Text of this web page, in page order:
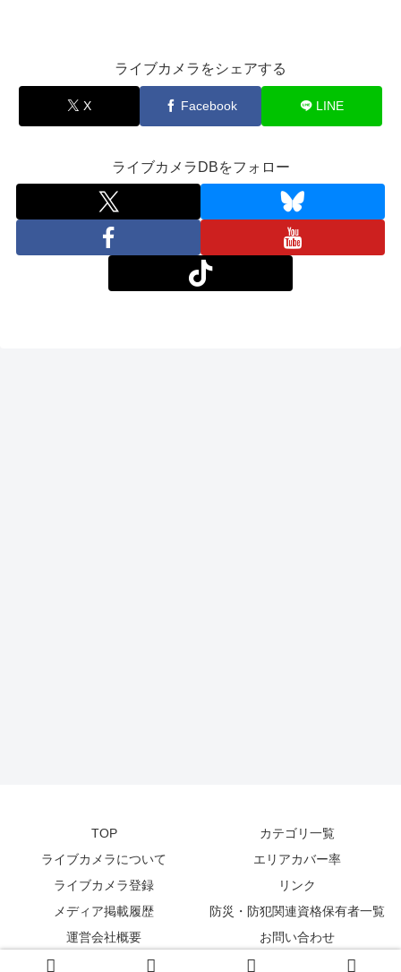
ライブカメラをシェアする
X Facebook LINE
ライブカメラDBをフォロー
TOP
カテゴリ一覧
ライブカメラについて
エリアカバー率
ライブカメラ登録
リンク
メディア掲載履歴
防災・防犯関連資格保有者一覧
運営会社概要
お問い合わせ
© 2014-2026 zetta segment Inc